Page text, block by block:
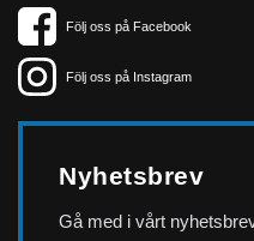
Följ oss på Facebook
Följ oss på Instagram
Nyhetsbrev
Gå med i vårt